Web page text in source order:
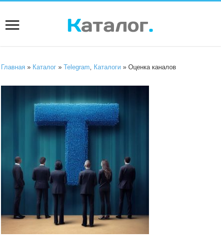
Главная » Каталог »Telegram Каталоги » Оценка каналов